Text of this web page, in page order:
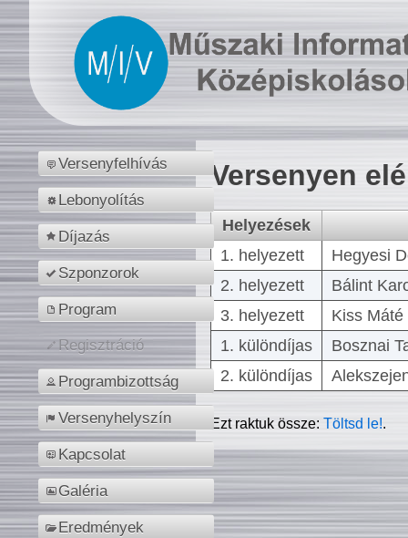
Versenyfelhívás
Lebonyolítás
Díjazás
Szponzorok
Program
Regisztráció
Programbizottság
Versenyhelyszín
Kapcsolat
Galéria
Eredmények
Versenyen
Helyezések
1. helyezett
Hegyesi
2. helyezett
Bálint
3. helyezett
Kiss
1. különdíjas
Bosznai
2. különdíjas
Ezt raktuk össze:Töltsd le!.